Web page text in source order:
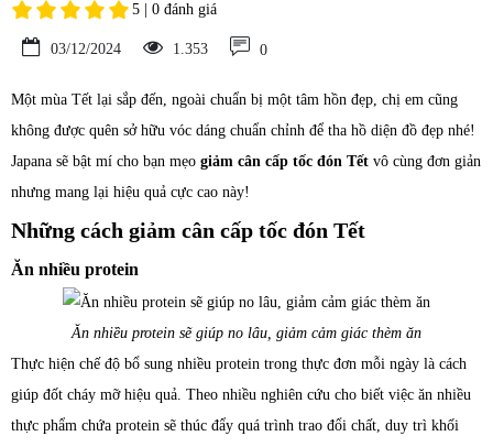
5 | 0 đánh giá
03/12/2024 1.353 0
Một mùa Tết lại sắp đến, ngoài chuẩn bị một tâm hồn đẹp, chị em cũng
không được quên sở hữu vóc dáng chuẩn chỉnh để tha hồ diện đồ đẹp nhé!
Japana sẽ bật mí cho bạn mẹo giảm cân cấp tốc đón Tết vô cùng đơn giản
nhưng mang lại hiệu quả cực cao này!
Những cách giảm cân cấp tốc đón Tết
Ăn nhiều protein
Ăn nhiều protein sẽ giúp no lâu, giảm cảm giác thèm ăn
Thực hiện chế độ bổ sung nhiều protein trong thực đơn mỗi ngày là cách
giúp đốt cháy mỡ hiệu quả. Theo nhiều nghiên cứu cho biết việc ăn nhiều
thực phẩm chứa protein sẽ thúc đẩy quá trình trao đổi chất, duy trì khối